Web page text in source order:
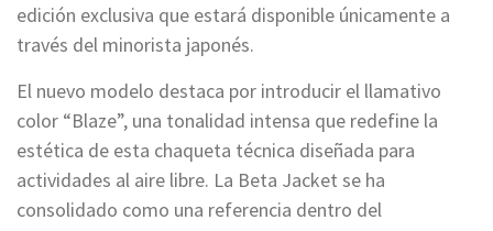
edición exclusiva que estará disponible únicamente a
través del minorista japonés.
El nuevo modelo destaca por introducir el llamativo
color “Blaze”, una tonalidad intensa que redefine la
estética de esta chaqueta técnica diseñada para
actividades al aire libre. La Beta Jacket se ha
consolidado como una referencia dentro del